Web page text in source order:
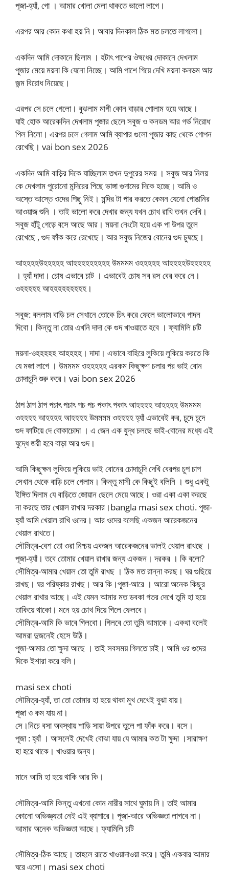
পূজা-হ্যাঁ, গো । আমার খোলা মেলা থাকতে ভালো লাগে।
এরপর আর কোন কথা হয় নি। আবার দিনকাল ঠিক মত চলতে লাগলো।
একদিন আমি দোকানে ছিলাম । হটাৎ পাশের ঔষধের দোকানে দেখলাম
পূজার মেয়ে ময়না কি যেনো নিচ্ছে। আমি পাশে গিয়ে দেখি ময়না কনডম আর
জন্ম বিরোধ নিয়েছে।
এরপর সে চলে গেলো। বুঝলাম মাগী কোন বাড়ার গোলাম হয়ে আছে।
যাই হোক আরেকদিন দেখলাম পূজার ছেলে সবুজ ও কনডম আর গর্ভ নিরোধ
পিল নিলো। এরপর চলে গেলাম আমি ব্যাপার গুলো পূজার কাছ থেকে গোপন
রেখেছি। vai bon sex 2026
একদিন আমি বাড়ির দিকে যাচ্ছিলাম তখন দুপুরের সময় । সবুজ আর নিলয়
কে দেখলাম পুরোনো মন্দিরের পিছে ভাঙ্গা গুদামের দিকে হচ্ছে। আমি ও
অস্তে আস্তে ওদের পিছু নিই। মন্দির টা পার করতে কেমন যেনো গোঙানির
আওয়াজ শুনি । তাই ভালো করে দেখার জন্য যখন চোখ রাখি তখন দেখি।
সবুজ হাঁটু গেড়ে বসে আছে আর। ময়না নেংটো হয়ে এক পা উপর তুলে
রেখেছে , গুদ ফাঁক করে রেখেছে। আর সবুজ নিজের বোনের গুদ চুষছে।
আহহহহউহহহহহ আহহহহহহহহহ উমমমম ওহহহহহ আহহহহউহহহহহ
। হ্যাঁ দাদা। চোষ এভাবে চাট । এভাবেই চোষ সব রস বের করে নে।
ওহহহহহ আহহহহহহহহহ।
সবুজ: বললাম বাড়ি চল সেখানে তোকে চিৎ করে ফেলে ভালোভাবে গাদন
দিবো। কিন্তু না তোর এখনি দাদা কে গুদ খাওয়াতে হবে । ফ্যামিলি চটি
ময়না-ওহহহহহ আহহহহ। দাদা। এভাবে বাহিরে লুকিয়ে লুকিয়ে করতে কি
যে মজা লাগে । উমমমম ওহহহহহ এরকম কিছুক্ষণ চলার পর ভাই বোন
চোদাচুদি শুরু করে। vai bon sex 2026
ঠাপ ঠাপ ঠাপ পচাৎ পচাৎ পচ পচ পকাৎ পকাৎ আহহহহ আহহহহ উমমমম
ওহহহহ আহহহহ আহহহহ উমমমম ওহহহহ হ্যাঁ এভাবেই কর, চুদে চুদে
গুদ ফাটিয়ে দে বোকাচোদা । এ জেন এক যুদ্ধ চলছে ভাই-বোনের মধ্যে এই
যুদ্ধে জয়ী হবে বাড়া আর গুদ।
আমি কিছুক্ষন লুকিয়ে লুকিয়ে ভাই বোনের চোদাচুদি দেখি বেরপর চুপ চাপ
সেখান থেকে বাড়ি চলে গেলাম। কিন্তু মাসী কে কিছুই বলিনি । শুধু একটু
ইঙ্গিত দিলাম যে বাড়িতে জোয়ান ছেলে মেয়ে আছে। ওরা একা একা করছে
না করছে তার খেয়াল রাখার দরকার।bangla masi sex choti. পূজা-
হ্যাঁ আমি খেয়াল রাখি ওদের। আর ওদের বলেছি একজন আরেকজনের
খেয়াল রাখতে।
সৌমিত্র-বেশ তো ওরা নিশ্চয় একজন আরেকজনের ভালই খেয়াল রাখছে ।
পূজা-হ্যাঁ। তবে তোমার খেয়াল রাখার জন্য একজন। দরকর । কি বলো?
সৌমিত্র-আমার খেয়াল তো তুমি রাখছ । ঠিক মত রান্না করছ। ঘর গুছিয়ে
রাখছ। ঘর পরিষ্কার রাখছ। আর কি।পূজা-আরে । আরো অনেক কিছুর
খেয়াল রাখার আছে। এই যেমন আমার মত ডবকা গতর দেখে তুমি হা হয়ে
তাকিয়ে থাকো। মনে হয় চোখ দিয়ে গিলে ফেলবে।
সৌমিত্র-আমি কি ভাবে গিলবো। গিলবে তো তুমি আমাকে। একথা বলেই
আমরা দুজনেই হেসে উঠি।
পূজা-আমার তো ক্ষুদা আছে । তাই সবসময় গিলতে চাই। আমি ওর গুদের
দিকে ইশারা করে বলি।
masi sex choti
সৌমিত্র-হ্যাঁ, তা তো তোমার হা হয়ে থাকা মুখ দেখেই বুঝা যায়।
পূজা ও কম যায় না।
সে।নিচে বসা অবস্থায় শাড়ি সায়া উপরে তুলে পা ফাঁক করে। বসে।
পূজা : হ্যাঁ । আসলেই দেখেই বোঝা যায় যে আমার কত টা ক্ষুদা ।সারাক্ষণ
হা হয়ে থাকে। খাওয়ার জন্য।
মানে আমি হা হয়ে থাকি আর কি।
সৌমিত্র-আমি কিন্তু এখনো কোন নারীর সাথে ঘুমায় নি। তাই আমার
কোনো অভিজ্ঞ্যতা নেই এই ব্যাপারে। পূজা-আরে অভিজ্ঞতা লাগবে না।
আমার অনেক অভিজ্ঞতা আছে। ফ্যামিলি চটি
সৌমিত্র-ঠিক আছে। তাহলে রাতে খাওয়াদাওয়া করে। তুমি একবার আমার
ঘরে এসো। masi sex choti